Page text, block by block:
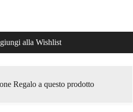
alla Wishlist
Regalo a questo prodotto